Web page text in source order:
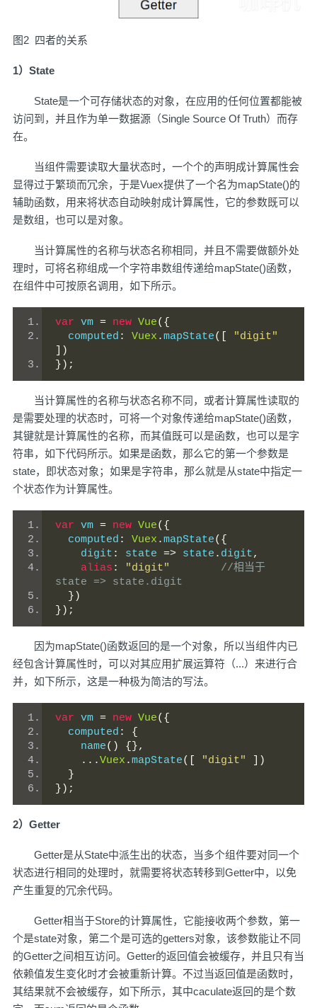
图2 四者的关系
1）State
State是一个可存储状态的对象，在应用的任何位置都能被
访问到，并且作为单一数据源（Single Source Of Truth）而存
在。
当组件需要读取大量状态时，一个个的声明成计算属性会
显得过于繁琐而冗余，于是Vuex提供了一个名为mapState()的
辅助函数，用来将状态自动映射成计算属性，它的参数既可以
是数组，也可以是对象。
当计算属性的名称与状态名称相同，并且不需要做额外处
理时，可将名称组成一个字符串数组传递给mapState()函数，
在组件中可按原名调用，如下所示。
var vm = new Vue({
  computed
: Vuex .mapState([
"digit"
])
});
当计算属性的名称与状态名称不同，或者计算属性读取的
是需要处理的状态时，可将一个对象传递给mapState()函数，
其键就是计算属性的名称，而其值既可以是函数，也可以是字
符串，如下代码所示。如果是函数，那么它的第一个参数是
state，即状态对象；如果是字符串，那么就是从state中指定一
个状态作为计算属性。
var vm = new Vue({
  computed
: Vuex .mapState({
    digit
: state => state . digit,
alias : "digit"
//相当于
state => state.digit
})
});
因为mapState()函数返回的是一个对象，所以当组件内已
经包含计算属性时，可以对其应用扩展运算符（...）来进行合
并，如下所示，这是一种极为简洁的写法。
var vm = new Vue({
  computed
:
{
    name
()
{},
...Vuex .mapState([ "digit"
])
}
});
2）Getter
Getter是从State中派生出的状态，当多个组件要对同一个
状态进行相同的处理时，就需要将状态转移到Getter中，以免
产生重复的冗余代码。
Getter相当于Store的计算属性，它能接收两个参数，第一
个是state对象，第二个是可选的getters对象，该参数能让不同
的Getter之间相互访问。Getter的返回值会被缓存，并且只有当
依赖值发生变化时才会被重新计算。不过当返回值是函数时，
其结果就不会被缓存，如下所示，其中caculate返回的是个数